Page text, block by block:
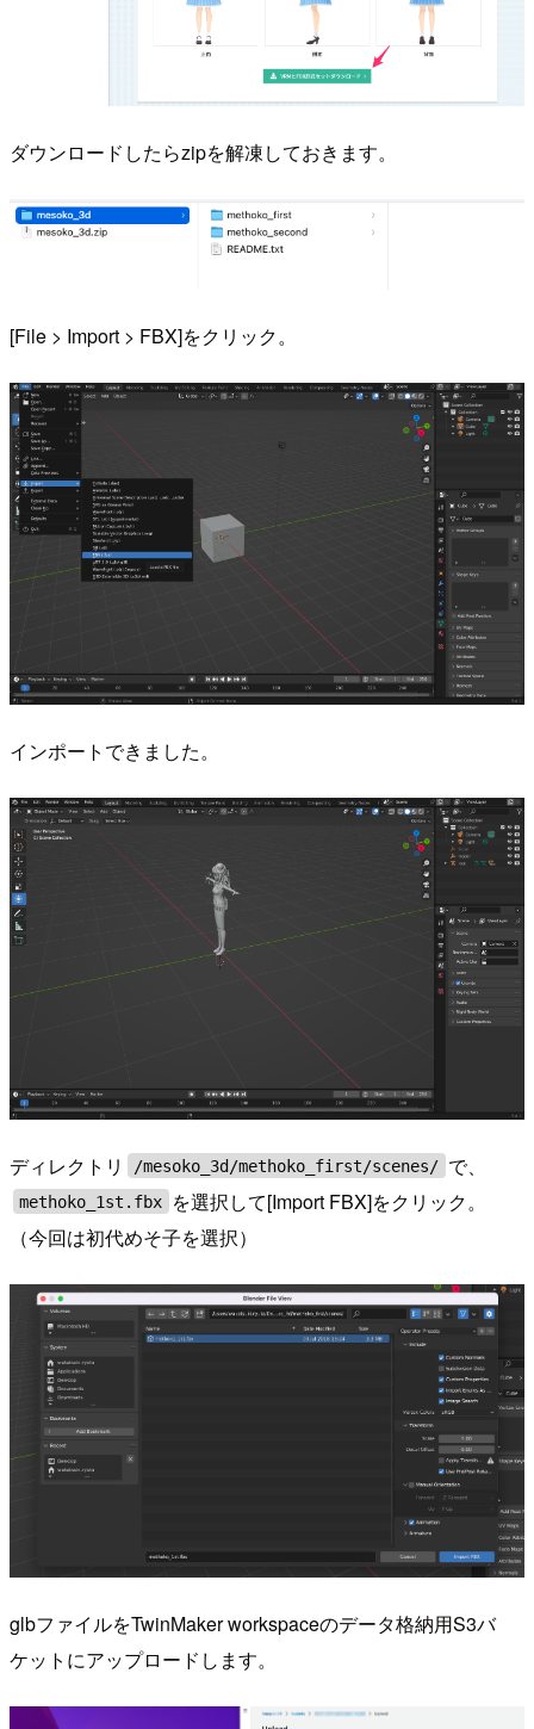
ダウンロードしたらzipを解凍しておきます。
[File > Import > FBX]をクリック。
インポートできました。
ディレクトリ /mesoko_3d/methoko_first/scenes/ で、
methoko_1st.fbx
を選択して[Import FBX]をクリック。
（今回は初代めそ子を選択）
glbファイルをTwinMaker workspaceのデータ格納用S3バ
ケットにアップロードします。